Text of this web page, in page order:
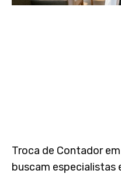
Troca de Contador
buscam especialistas